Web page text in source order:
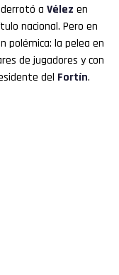
a Vélez en
nacional. Pero en
polémica: la pelea en
de jugadores y con
del Fortín.